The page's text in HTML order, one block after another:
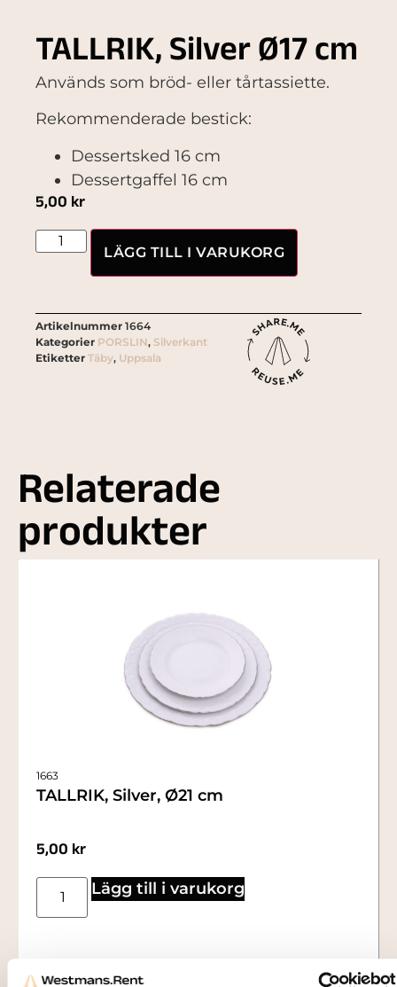
TALLRIK, Silver Ø17 cm
Används som bröd- eller tårtassiette.
Rekommenderade bestick:
Dessertsked 16 cm
Dessertgaffel 16 cm
5,00 kr
LÄGG TILL I VARUKORG
Artikelnummer 1664
Kategorier PORSLIN, Silverkant
Etiketter Täby, Uppsala
Relaterade
produkter
1663
TALLRIK, Silver, Ø21 cm
5,00 kr
Lägg till i varukorg